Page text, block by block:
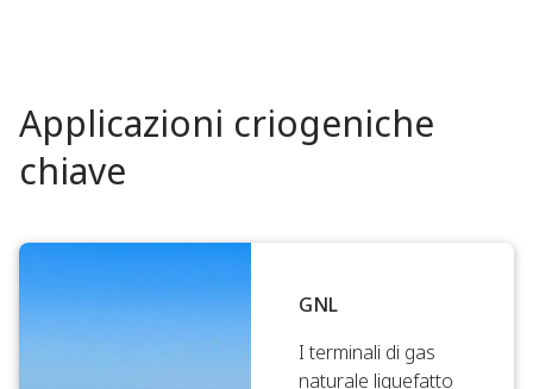
Applicazioni criogeniche
chiave
GNL
I terminali di gas
naturale liquefatto